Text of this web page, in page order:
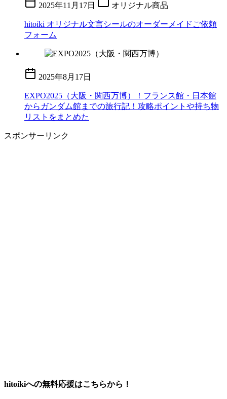
2025年11月17日 オリジナル商品
hitoiki オリジナル文言シールのオーダーメイドご依頼
フォーム
2025年8月17日
EXPO2025（大阪・関西万博）！フランス館・日本館
からガンダム館までの旅行記！攻略ポイントや持ち物
リストをまとめた
スポンサーリンク
hitoikiへの無料応援はこちらから！